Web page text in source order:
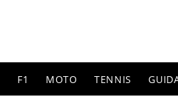
F1 MOTO TENNIS